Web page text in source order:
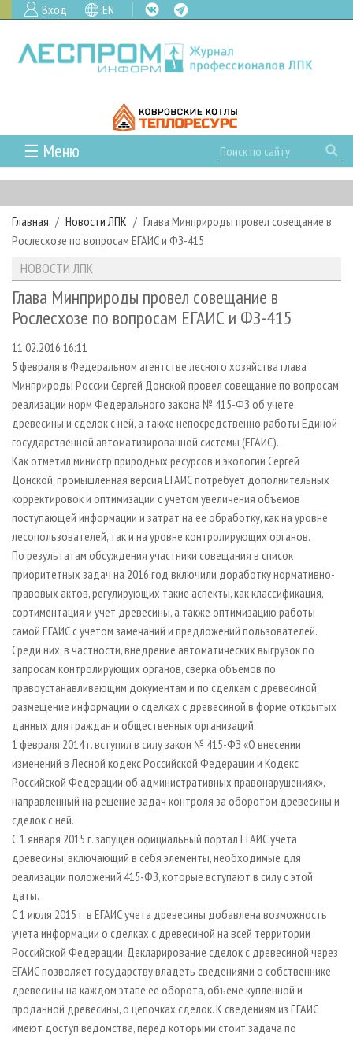
Вход EN
☰ Меню
ГЛАВНАЯ
РУБРИКИ И ТЕМЫ
РУБРИКИ ЖУРНАЛА
ЛЕСОЗАГОТОВКА
ЛЕСОПИЛЕНИЕ
СУШКА ДРЕВЕСИНЫ
ПРОИЗВОДСТВО ДРЕВЕСНЫХ ПЛИТ
ДЕРЕВЯННОЕ ДОМОСТРОЕНИЕ
ПРОИЗВОДСТВО МЕБЕЛИ
БИОЭНЕРГЕТИКА
ЦБП
ИНСТРУМЕНТ И МАТЕРИАЛЫ
НОВОСТИ
НОВОСТИ ЛПК
НОВОСТИ ЖУРНАЛА
ПРОЕКТЫ ЛПИ
АНАЛИТИКА
ПРЕДПРИЯТИЯ ЛПК
ПЕРСОНЫ
МОБИЛЬНЫЕ ВЫСТАВКИ
ОФИЦИАЛЬНЫЕ ДЕЛЕГАЦИИ
ПРИОРИТЕТНЫЕ ИНВЕСТПРОЕКТЫ
RUSSIAN FORESTRY REVIEW
ГАЗЕТА ЛЕСПРОМФОРУМ
БИБЛИОТЕКА СПЕЦИАЛИСТА
АРХИВ
АРХИВ ЖУРНАЛОВ
СТАТЬИ
О ЖУРНАЛЕ
ПОДПИСКА
КОНТАКТЫ
РЕКЛАМОДАТЕЛЯМ
РЕКЛАМА
РЕКЛАМА НА САЙТЕ
Главная Новости ЛПК
Глава Минприроды провел совещание в
Рослесхозе по вопросам ЕГАИС и ФЗ-415
НОВОСТИ ЛПК
Глава Минприроды провел совещание в
Рослесхозе по вопросам ЕГАИС и ФЗ-415
11.02.2016 16:11
5 февраля в Федеральном агентстве лесного хозяйства глава
Минприроды России Сергей Донской провел совещание по вопросам
реализации норм Федерального закона № 415-ФЗ об учете
древесины и сделок с ней, а также непосредственно работы Единой
государственной автоматизированной системы (ЕГАИС).
Как отметил министр природных ресурсов и экологии Сергей
Донской, промышленная версия ЕГАИС потребует дополнительных
корректировок и оптимизации с учетом увеличения объемов
поступающей информации и затрат на ее обработку, как на уровне
лесопользователей, так и на уровне контролирующих органов.
По результатам обсуждения участники совещания в список
приоритетных задач на 2016 год включили доработку нормативно-
правовых актов, регулирующих такие аспекты, как классификация,
сортиментация и учет древесины, а также оптимизацию работы
самой ЕГАИС с учетом замечаний и предложений пользователей.
Среди них, в частности, внедрение автоматических выгрузок по
запросам контролирующих органов, сверка объемов по
правоустанавливающим документам и по сделкам с древесиной,
размещение информации о сделках с древесиной в форме открытых
данных для граждан и общественных организаций.
1 февраля 2014 г. вступил в силу закон № 415-ФЗ «О внесении
изменений в Лесной кодекс Российской Федерации и Кодекс
Российской Федерации об административных правонарушениях»,
направленный на решение задач контроля за оборотом древесины и
сделок с ней.
С 1 января 2015 г. запущен официальный портал ЕГАИС учета
древесины, включающий в себя элементы, необходимые для
реализации положений 415-ФЗ, которые вступают в силу с этой
даты.
С 1 июля 2015 г. в ЕГАИС учета древесины добавлена возможность
учета информации о сделках с древесиной на всей территории
Российской Федерации. Декларирование сделок с древесиной через
ЕГАИС позволяет государству владеть сведениями о собственнике
древесины на каждом этапе ее оборота, объеме купленной и
проданной древесины, о цепочках сделок. К сведениям из ЕГАИС
имеют доступ ведомства, перед которыми стоит задача по